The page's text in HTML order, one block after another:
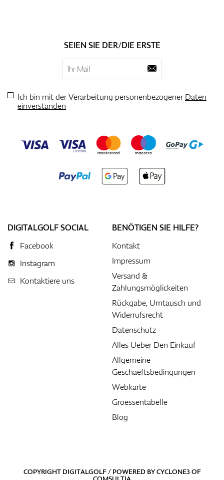
SEIEN SIE DER/DIE ERSTE
Ich bin mit der Verarbeitung personenbezogenerDaten
einverstanden
DIGITALGOLF SOCIAL
Facebook
Instagram
Kontaktiere uns
BENÖTIGEN SIE HILFE?
Kontakt
Impressum
Versand &
Zahlungsmöglickeiten
Rückgabe, Umtausch und
Widerrufsrecht
Datenschutz
Alles Ueber Den Einkauf
Allgemeine
Geschaeftsbedingungen
Webkarte
Groessentabelle
Blog
COPYRIGHT DIGITALGOLF / POWERED BYCYCLONE3OF